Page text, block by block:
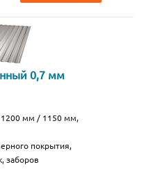
0,7 мм
1200 мм / 1150 мм,
покрытия,
заборов